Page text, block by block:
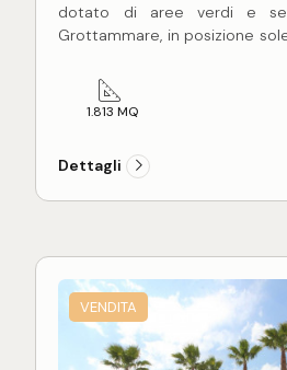
dotato di aree verdi e
Grottammare, in posizione
circa per la costruzione
bifamiliare su unico livello, con
complessiva di mc. 1.060
superfice abitabile oltre
completamente urbanizzato
N.B. Le immagini e i testi
descrivono l'immobile
esemplificativo, non
1.813 MQ
Dettagli
VENDITA